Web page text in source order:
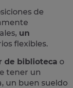
de
un
flexibles.
de biblioteca o
tener un
un buen sueldo